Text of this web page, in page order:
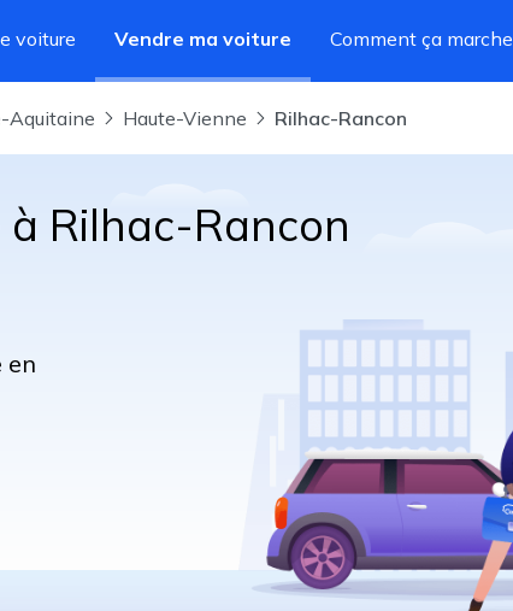
voiture
Vendre ma voiture Comment ça marche
Aquitaine Haute-Vienne Rilhac-Rancon
Rilhac-Rancon
en